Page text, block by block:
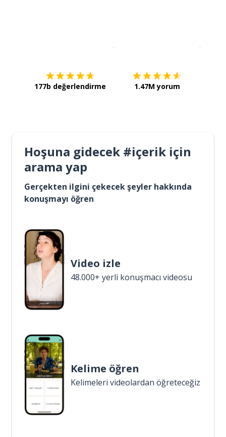
177b değerlendirme 1.47M yorum
Hoşuna gidecek #içerik için
arama yap
Gerçekten ilgini çekecek şeyler hakkında
konuşmayı öğren
Video izle
48.000+ yerli konuşmacı videosu
Kelime öğren
Kelimeleri videolardan öğreteceğiz